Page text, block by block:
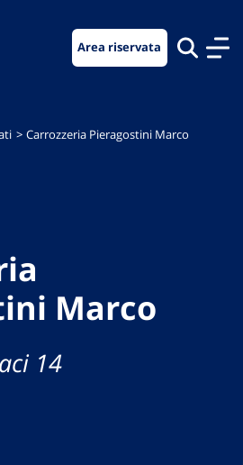
Area riservata
Carrozzeria Pieragostini Marco
Marco
14